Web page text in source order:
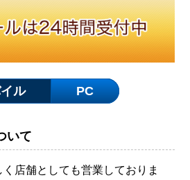
ル PC
いて
店舗としても営業しておりま